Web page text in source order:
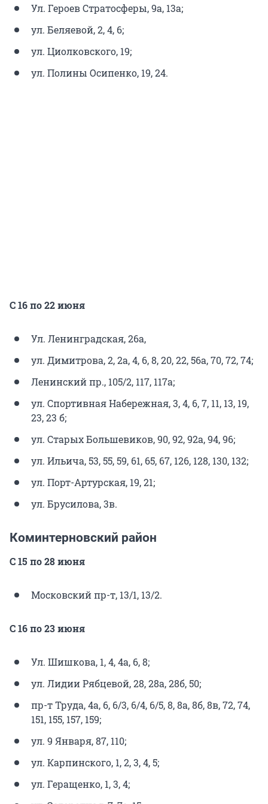
Ул. Героев Стратосферы, 9а, 13а;
ул. Беляевой, 2, 4, 6;
ул. Циолковского, 19;
ул. Полины Осипенко, 19, 24.
С 16 по 22 июня
Ул. Ленинградская, 26а,
ул. Димитрова, 2, 2а, 4, 6, 8, 20, 22, 56а, 70, 72, 74;
Ленинский пр., 105/2, 117, 117а;
ул. Спортивная Набережная, 3, 4, 6, 7, 11, 13, 19,
23, 23 б;
ул. Старых Большевиков, 90, 92, 92а, 94, 96;
ул. Ильича, 53, 55, 59, 61, 65, 67, 126, 128, 130, 132;
ул. Порт-Артурская, 19, 21;
ул. Брусилова, 3в.
Коминтерновский район
С 15 по 28 июня
Московский пр-т, 13/1, 13/2.
С 16 по 23 июня
Ул. Шишкова, 1, 4, 4а, 6, 8;
ул. Лидии Рябцевой, 28, 28а, 28б, 50;
пр-т Труда, 4а, 6, 6/3, 6/4, 6/5, 8, 8а, 8б, 8в, 72, 74,
151, 155, 157, 159;
ул. 9 Января, 87, 110;
ул. Карпинского, 1, 2, 3, 4, 5;
ул. Геращенко, 1, 3, 4;